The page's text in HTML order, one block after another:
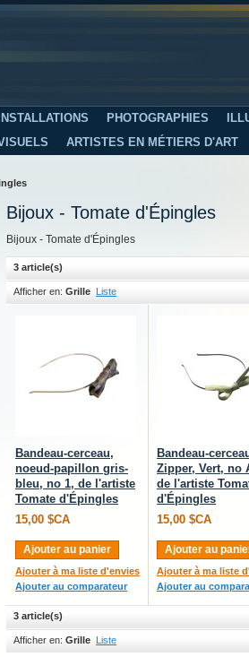
INSTALLATIONS PHOTOGRAPHIES
ARTISTES EN MÉTIERS D'ART
Bijoux - Tomate d'Épingles
Bijoux - Tomate d'Épingles
3 article(s)
Afficher en: Grille Liste
Bandeau-cerceau,
noeud-papillon gris-
bleu, no 1, de l'artiste
Tomate d'Épingles
15,00 $CA
Ajouter au panier
Ajouter à ma liste d'envies
Ajouter au comparateur
Bandeau-
Zipper, Vert, no
de l'artiste
d'Épingles
15,00 $CA
Ajouter au
Ajouter à ma liste
Ajouter au
3 article(s)
Afficher en: Grille Liste